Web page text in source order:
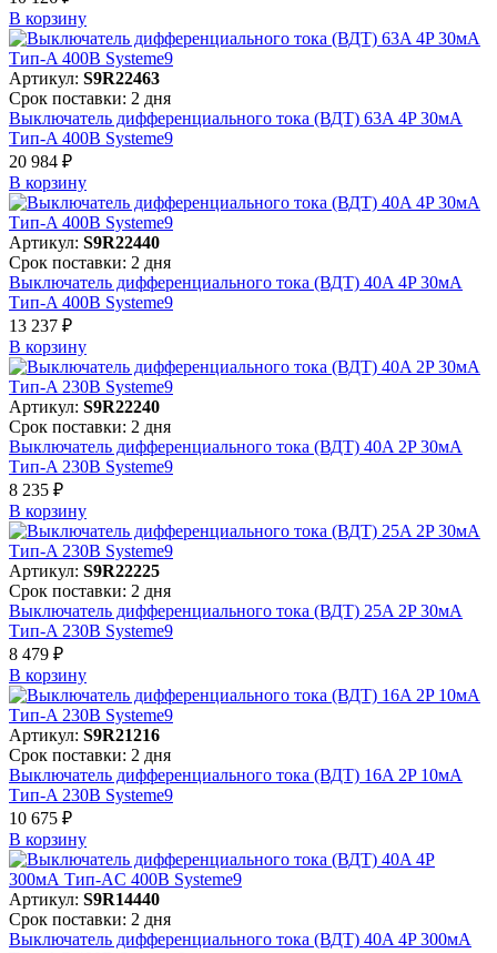
В корзинy
Артикул: S9R22463
Срок поставки: 2 дня
Выключатель дифференциального тока (ВДТ) 63A 4P 30мА
Тип-A 400В Systeme9
20 984 ₽
В корзинy
Артикул: S9R22440
Срок поставки: 2 дня
Выключатель дифференциального тока (ВДТ) 40A 4P 30мА
Тип-A 400В Systeme9
13 237 ₽
В корзинy
Артикул: S9R22240
Срок поставки: 2 дня
Выключатель дифференциального тока (ВДТ) 40A 2P 30мА
Тип-A 230В Systeme9
8 235 ₽
В корзинy
Артикул: S9R22225
Срок поставки: 2 дня
Выключатель дифференциального тока (ВДТ) 25A 2P 30мА
Тип-A 230В Systeme9
8 479 ₽
В корзинy
Артикул: S9R21216
Срок поставки: 2 дня
Выключатель дифференциального тока (ВДТ) 16A 2P 10мА
Тип-A 230В Systeme9
10 675 ₽
В корзинy
Артикул: S9R14440
Срок поставки: 2 дня
Выключатель дифференциального тока (ВДТ) 40A 4P 300мА